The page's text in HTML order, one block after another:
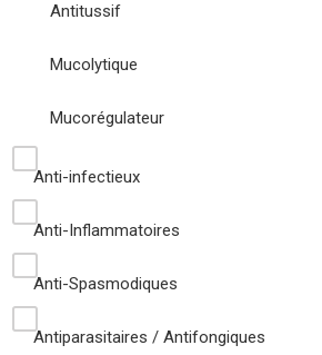
Antitussif
Mucolytique
Mucorégulateur
Anti-infectieux
Anti-Inflammatoires
Anti-Spasmodiques
Antiparasitaires / Antifongiques